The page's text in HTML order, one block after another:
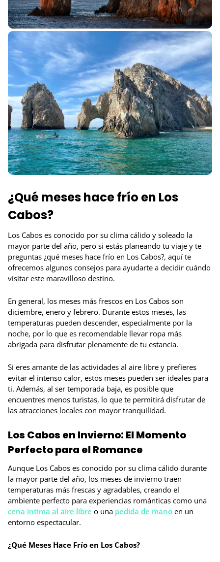
¿Qué meses hace frío en Los
Cabos?
Los Cabos es conocido por su clima cálido y soleado la
mayor parte del año, pero si estás planeando tu viaje y te
preguntas ¿qué meses hace frío en Los Cabos?, aquí te
ofrecemos algunos consejos para ayudarte a decidir cuándo
visitar este maravilloso destino.
En general, los meses más frescos en Los Cabos son
diciembre, enero y febrero. Durante estos meses, las
temperaturas pueden descender, especialmente por la
noche, por lo que es recomendable llevar ropa más
abrigada para disfrutar plenamente de tu estancia.
Si eres amante de las actividades al aire libre y prefieres
evitar el intenso calor, estos meses pueden ser ideales para
ti. Además, al ser temporada baja, es posible que
encuentres menos turistas, lo que te permitirá disfrutar de
las atracciones locales con mayor tranquilidad.
Los Cabos en Invierno: El Momento
Perfecto para el Romance
Aunque Los Cabos es conocido por su clima cálido durante
la mayor parte del año, los meses de invierno traen
temperaturas más frescas y agradables, creando el
ambiente perfecto para experiencias románticas como una
cena íntima al aire libre o una pedida de mano en un
entorno espectacular.
¿Qué Meses Hace Frío en Los Cabos?